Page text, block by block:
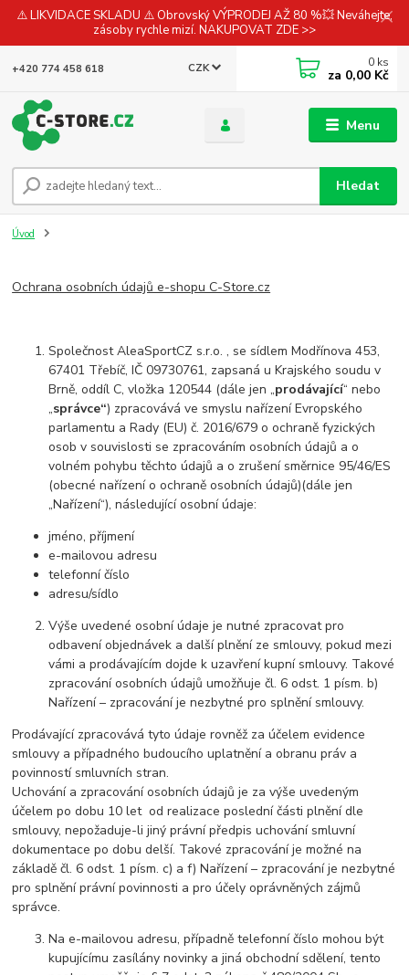
⚠️ LIKVIDACE SKLADU ⚠️ Obrovský VÝPRODEJ AŽ 80 %💥 Neváhejte,
zásoby rychle mizí. NAKUPOVAT ZDE >>
Menu
CZK
Hledat
+420 774 458 618 0 ks
za 0,00 Kč
Úvod
Ochrana osobních údajů e-shopu C-Store.cz
Společnost AleaSportCZ s.r.o. , se sídlem Modřínova 453,
67401 Třebíč, IČ 09730761, zapsaná u Krajského soudu v
Brně, oddíl C, vložka 120544 (dále jen „prodávající“ nebo
„správce“) zpracovává ve smyslu nařízení Evropského
parlamentu a Rady (EU) č. 2016/679 o ochraně fyzických
osob v souvislosti se zpracováním osobních údajů a o
volném pohybu těchto údajů a o zrušení směrnice 95/46/ES
(obecné nařízení o ochraně osobních údajů)(dále jen
„Nařízení“), následující osobní údaje:
jméno, příjmení
e-mailovou adresu
telefonní číslo
adresu/sídlo
Výše uvedené osobní údaje je nutné zpracovat pro
odbavení objednávek a další plnění ze smlouvy, pokud mezi
vámi a prodávajícím dojde k uzavření kupní smlouvy. Takové
zpracování osobních údajů umožňuje čl. 6 odst. 1 písm. b)
Nařízení – zpracování je nezbytné pro splnění smlouvy.
Prodávající zpracovává tyto údaje rovněž za účelem evidence
smlouvy a případného budoucího uplatnění a obranu práv a
povinností smluvních stran.
Uchování a zpracování osobních údajů je za výše uvedeným
účelem po dobu 10 let od realizace poslední části plnění dle
smlouvy, nepožaduje-li jiný právní předpis uchování smluvní
dokumentace po dobu delší. Takové zpracování je možné na
základě čl. 6 odst. 1 písm. c) a f) Nařízení – zpracování je nezbytné
pro splnění právní povinnosti a pro účely oprávněných zájmů
správce.
Na e-mailovou adresu, případně telefonní číslo mohou být
kupujícímu zasílány novinky a jiná obchodní sdělení, tento